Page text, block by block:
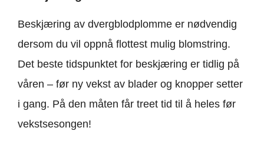
Beskjæring av dvergblodplomme er nødvendig
dersom du vil oppnå flottest mulig blomstring.
Det beste tidspunktet for beskjæring er tidlig på
våren – før ny vekst av blader og knopper setter
i gang. På den måten får treet tid til å heles før
vekstsesongen!